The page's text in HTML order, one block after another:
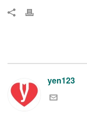
yen123